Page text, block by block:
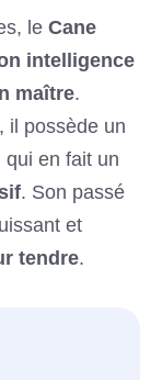
le Cane
intelligence
maître.
il possède un
qui en fait un
. Son passé
et
tendre.